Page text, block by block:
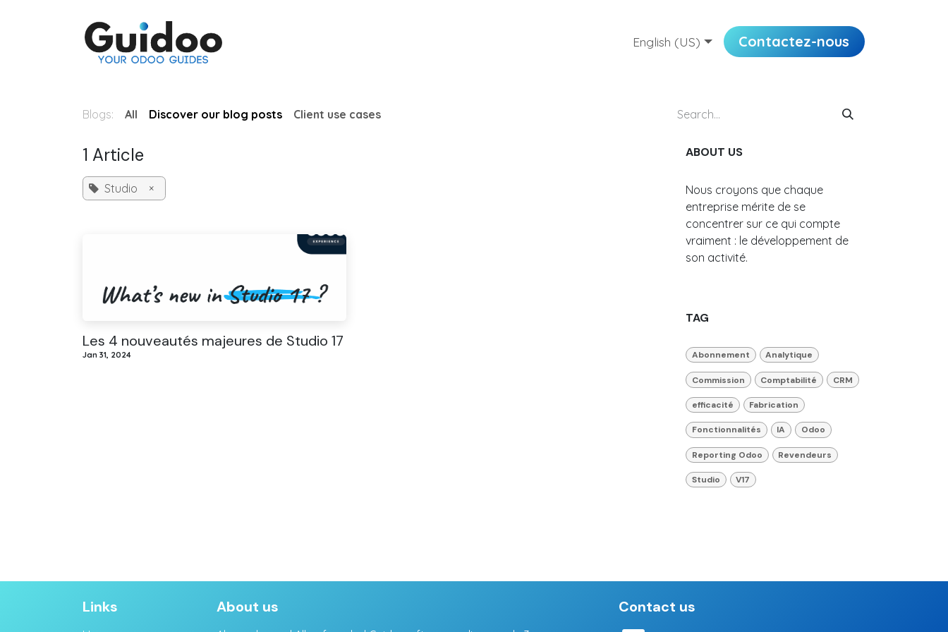
Emplois
English (US) Contactez-nous
Blogs: All Discover our blog posts Client use cases
1 Article
Studio ×
Les 4 nouveautés majeures de Studio 17
Jan 31, 2024
ABOUT US
Nous croyons que chaque
entreprise mérite de se
concentrer sur ce qui compte
vraiment : le développement de
son activité.
TAG
Abonnement Analytique
Commission Comptabilité CRM
efficacité Fabrication
Fonctionnalités IA Odoo
Reporting Odoo Revendeurs
Studio V17
Links About us Contact us